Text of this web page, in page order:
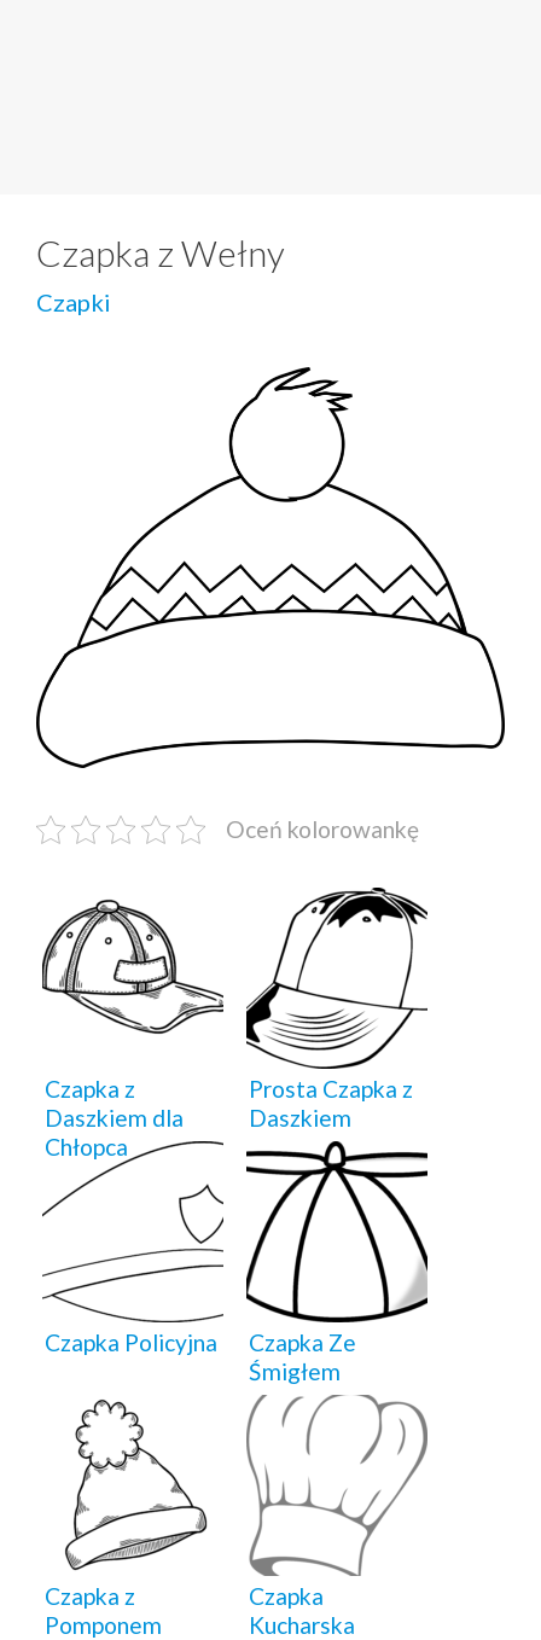
Czapka z Wełny
Czapki
Oceń kolorowankę
Czapka z
Daszkiem dla
Chłopca
Prosta Czapka z
Daszkiem
Czapka Policyjna
Czapka Ze
Śmigłem
Czapka z
Pomponem
Czapka
Kucharska